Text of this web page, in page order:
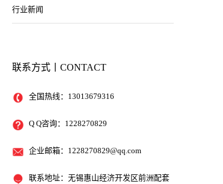
行业新闻
联系方式丨CONTACT
全国热线：13013679316
Q Q咨询：1228270829
企业邮箱： 1228270829@qq.com
联系地址：无锡惠山经济开发区前洲配套